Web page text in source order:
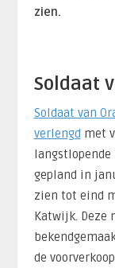
zien.
Soldaat
Soldaat van
verlengd met
gepland in
zien tot eind
Katwijk. Deze
de